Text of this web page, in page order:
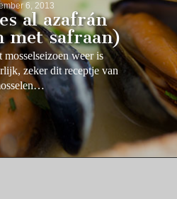
6, 2013
al azafrán
met safraan)
weer is
zeker dit receptje van